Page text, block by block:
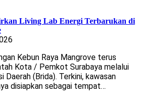
Living Lab Energi Terbarukan di
Kebun Raya Mangrove terus
Kota / Pemkot Surabaya melalui
Daerah (Brida). Terkini, kawasan
disiapkan sebagai tempat…